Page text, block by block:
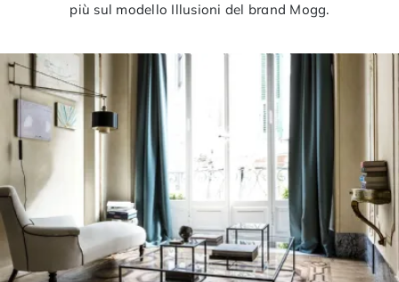
più sul modello Illusioni del brand Mogg.